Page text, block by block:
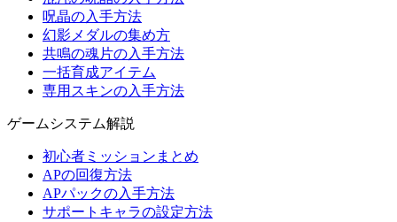
呪晶の入手方法
幻影メダルの集め方
共鳴の魂片の入手方法
一括育成アイテム
専用スキンの入手方法
ゲームシステム解説
初心者ミッションまとめ
APの回復方法
APパックの入手方法
サポートキャラの設定方法